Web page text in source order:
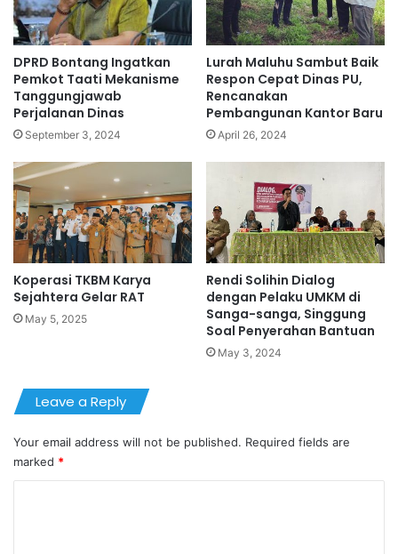
DPRD Bontang Ingatkan
Pemkot Taati Mekanisme
Tanggungjawab
Perjalanan Dinas
September 3, 2024
Lurah Maluhu Sambut Baik
Respon Cepat Dinas PU,
Rencanakan
Pembangunan Kantor Baru
April 26, 2024
Koperasi TKBM Karya
Sejahtera Gelar RAT
May 5, 2025
Rendi Solihin Dialog
dengan Pelaku UMKM di
Sanga-sanga, Singgung
Soal Penyerahan Bantuan
May 3, 2024
Leave a Reply
Your email address will not be published. Required fields are
marked *